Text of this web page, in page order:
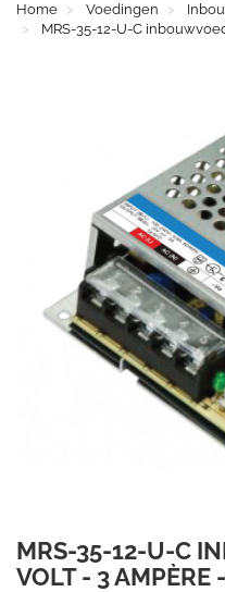
Home Voedingen
MRS-35-12-U-C
MRS-35-12-U-C
VOLT - 3 AMPÈRE